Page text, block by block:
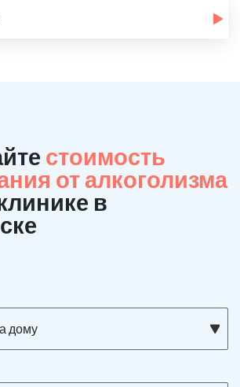
стоимость
от алкоголизма
в
дому